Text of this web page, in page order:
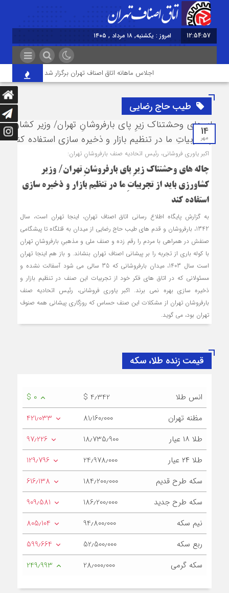
12:54:58 امروز : یکشنبه, ۱۸ مرداد , ۱۴۰۵
اجلاس ماهانه اتاق اصناف تهران برگزار شد
طیب حاج رضایی
14
مهر
اکبر یاوری فروشانی، رئیس اتحادیه صنف بارفروشانِ تهران:
چاله های وحشتناک زیرِ پای بارفروشانِ تهران/ وزیر
کشاورزی باید از تجربیاتِ ما در تنظیم بازار و ذخیره سازی
استفاده کند
به گزارش پایگاه اطلاع رسانی اتاق اصناف تهران، اینجا تهران است، سال
1342، بارفروشان و قدم های طیب حاج رضایی از میدان به قتلگاه تا پیشگامی
صنفش در همراهی با مردم را رقم زده و صنف ملی و مذهبیِ بارفروشانِ تهران
با کوله باری از تجربه را بر پیشانی اصناف تهران بنشاند. و باز هم اینجا تهران
است سال 1403، میدان بارفروشانی که 35 سالی می شود آسفالت نشده و
مسئولانی که در اتاق های فکر خود از تجربیات این صنف در تنظیم بازار و
ذخیره سازی بهره نمی برند. اکبر یاوری فروشانی، رئیس اتحادیه صنف
بارفروشان تهران از مشکلات این صنف حساس که روزگاری پیشانی همه صنوف
تهران بود، می گوید.
قیمت زنده طلا، سکه
انس طلا $ 4٫342
$ 0
مظنه تهران
81٫160٫000
421٫033
طلا ۱۸ عیار
18٫735٫900
97٫226
طلا ۲۴ عیار
24٫978٫000
129٫796
سکه طرح قدیم
184٫200٫000
616٫138
سکه طرح جدید
186٫200٫000
909٫581
نیم سکه
94٫800٫000
805٫104
ربع سکه
52٫500٫000
599٫664
سکه گرمی
28٫000٫000 249٫993